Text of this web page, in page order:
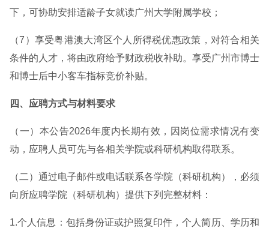
下，可协助安排适龄子女就读广州大学附属学校；
（7）享受粤港澳大湾区个人所得税优惠政策，对符合相关
条件的人才，将由政府给予财政税收补助。享受广州市博士
和博士后中小客车指标竞价补贴。
四、应聘方式与材料要求
（一）本公告2026年度内长期有效，因岗位需求情况有变
动，应聘人员可先与各相关学院或科研机构取得联系。
（二）通过电子邮件或电话联系各学院（科研机构），必须
向所应聘学院（科研机构）提供下列完整材料：
1.个人信息：包括身份证或护照复印件，个人简历、学历和